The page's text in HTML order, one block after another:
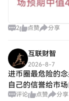
2 点赞 分享
互联财智
2026-8-7
进币圈最危险的
自己的信誉给市
耐心才能站稳的
评论 点赞 分享